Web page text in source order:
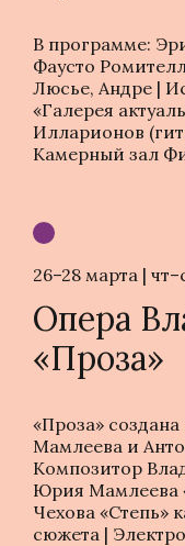
В программе:
Фаусто
Люсье, Андре |
«Галерея
Илларионов
Камерный зал
26–28 марта |
Опера
«Проза»
«Проза»
Мамлеева и
Композитор
Юрия Мамлеева
Чехова «Степь»
сюжета |